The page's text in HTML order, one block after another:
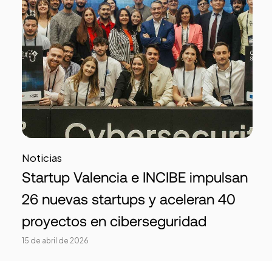
Noticias
Startup Valencia e INCIBE impulsan
26 nuevas startups y aceleran 40
proyectos en ciberseguridad
15 de abril de 2026